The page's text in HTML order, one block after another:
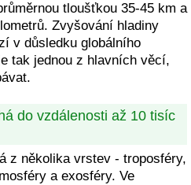
tloušťkou 35-45 km a
Zvyšování hladiny
v důsledku globálního
tak jednou z hlavních věcí,
do vzdálenosti až 10 tisíc
z několika vrstev - troposféry,
a exosféry. Ve